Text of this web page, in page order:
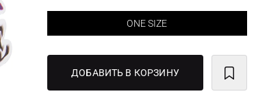
ONE SIZE
ДОБАВИТЬ В КОРЗИНУ